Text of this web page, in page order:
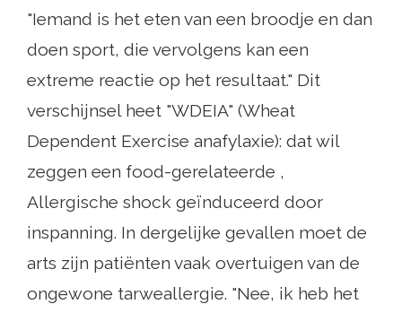
"Iemand is het eten van een broodje en dan
doen sport, die vervolgens kan een
extreme reactie op het resultaat." Dit
verschijnsel heet "WDEIA" (Wheat
Dependent Exercise anafylaxie): dat wil
zeggen een food-gerelateerde ,
Allergische shock geïnduceerd door
inspanning. In dergelijke gevallen moet de
arts zijn patiënten vaak overtuigen van de
ongewone tarweallergie. "Nee, ik heb het